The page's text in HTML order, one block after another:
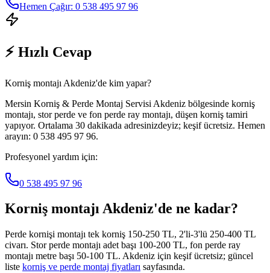
Hemen Çağır: 0 538 495 97 96
⚡ Hızlı Cevap
Korniş montajı Akdeniz'de kim yapar?
Mersin Korniş & Perde Montaj Servisi Akdeniz bölgesinde korniş
montajı, stor perde ve fon perde ray montajı, düşen korniş tamiri
yapıyor. Ortalama 30 dakikada adresinizdeyiz; keşif ücretsiz. Hemen
arayın: 0 538 495 97 96.
Profesyonel yardım için:
0 538 495 97 96
Korniş montajıAkdeniz'de ne kadar?
Perde kornişi montajı tek korniş 150-250 TL, 2'li-3'lü 250-400 TL
civarı. Stor perde montajı adet başı 100-200 TL, fon perde ray
montajı metre başı 50-100 TL. Akdeniz için keşif ücretsiz; güncel
liste korniş ve perde montaj fiyatları sayfasında.